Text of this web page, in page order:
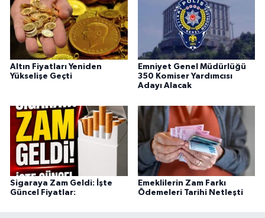
Altın Fiyatları Yeniden
Yükselişe Geçti
Emniyet Genel Müdürlüğü
350 Komiser Yardımcısı
Adayı Alacak
Sigaraya Zam Geldi: İşte
Güncel Fiyatlar:
Emeklilerin Zam Farkı
Ödemeleri Tarihi Netleşti